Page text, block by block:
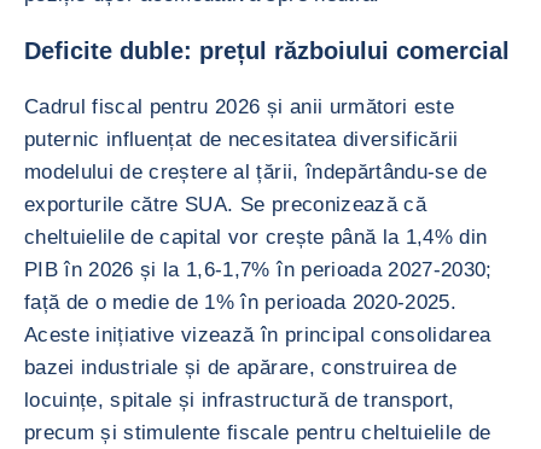
Deficite duble: prețul războiului comercial
Cadrul fiscal pentru 2026 și anii următori este
puternic influențat de necesitatea diversificării
modelului de creștere al țării, îndepărtându-se de
exporturile către SUA. Se preconizează că
cheltuielile de capital vor crește până la 1,4% din
PIB în 2026 și la 1,6-1,7% în perioada 2027-2030;
față de o medie de 1% în perioada 2020-2025.
Aceste inițiative vizează în principal consolidarea
bazei industriale și de apărare, construirea de
locuințe, spitale și infrastructură de transport,
precum și stimulente fiscale pentru cheltuielile de